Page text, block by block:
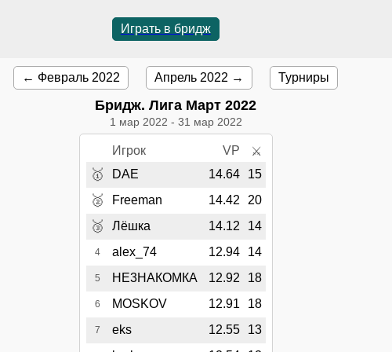
Играть в бридж
← Февраль 2022 Апрель 2022 → Турниры
Бридж. Лига Март 2022
1 мар 2022 - 31 мар 2022
Игрок VP ⚔
🥇 DAE 14.64 15
🥈 Freeman 14.42 20
🥉 Лёшка 14.12 14
4 alex_74 12.94 14
5 НЕ3НАКОМКА 12.92 18
6 MOSKOV 12.91 18
7 eks 12.55 13